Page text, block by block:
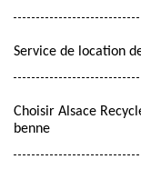
Service de location
Choisir Alsace
benne